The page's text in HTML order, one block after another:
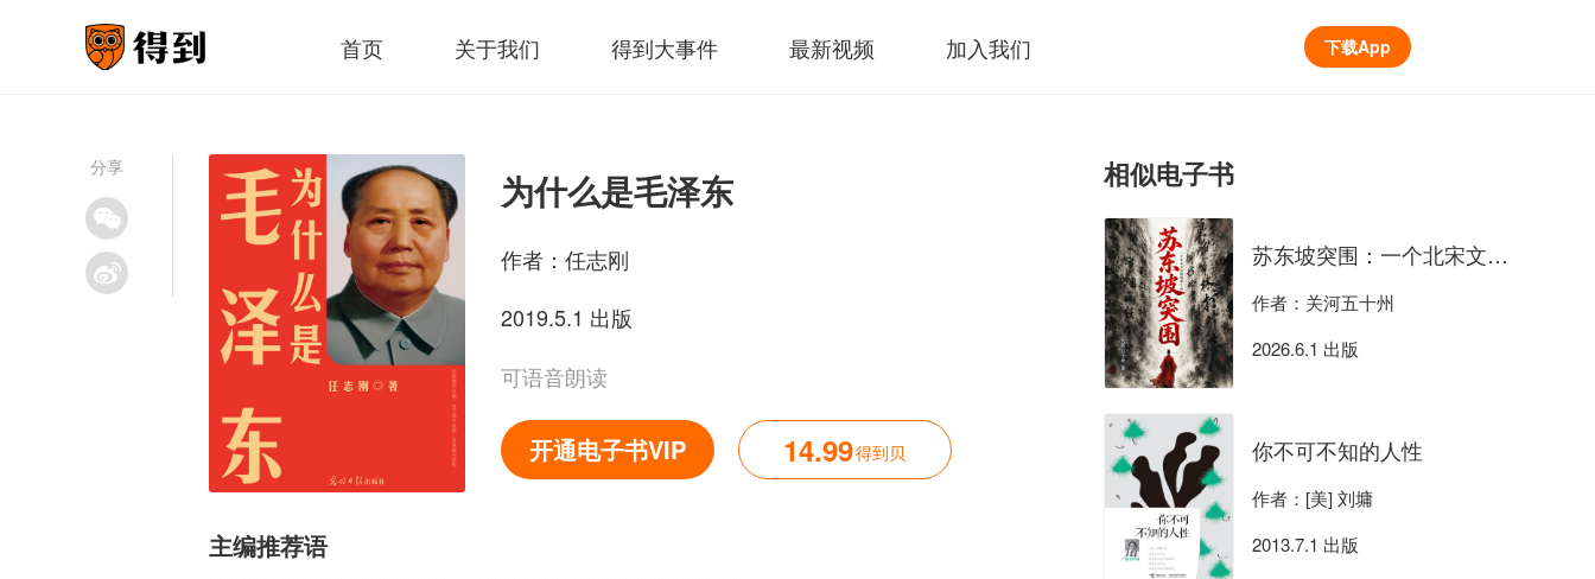
首页 关于我们 得到大事件 最新视频 加入我们 下载App
分享
为什么是毛泽东
作者： 任志刚
2019.5.1 出版
可语音朗读
开通电子书VIP 14.99得到贝
主编推荐语
相似电子书
苏东坡突围：一个北宋文官的极限生存
作者：关河五十州
2026.6.1 出版
你不可不知的人性
作者：[美] 刘墉
2013.7.1 出版